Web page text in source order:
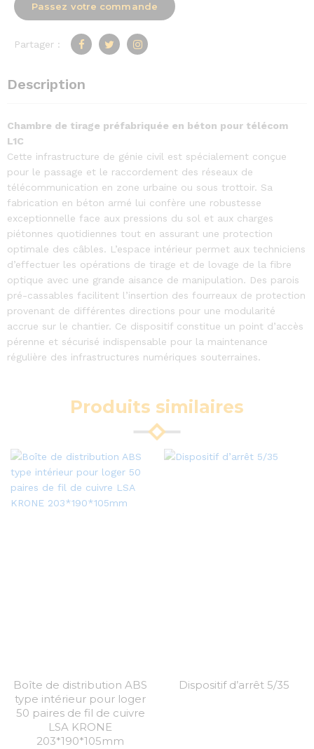
Passez votre commande
Partager :
Description
Chambre de tirage préfabriquée en béton pour télécom
L1C
Cette infrastructure de génie civil est spécialement conçue
pour le passage et le raccordement des réseaux de
télécommunication en zone urbaine ou sous trottoir. Sa
fabrication en béton armé lui confère une robustesse
exceptionnelle face aux pressions du sol et aux charges
piétonnes quotidiennes tout en assurant une protection
optimale des câbles. L’espace intérieur permet aux techniciens
d’effectuer les opérations de tirage et de lovage de la fibre
optique avec une grande aisance de manipulation. Des parois
pré-cassables facilitent l’insertion des fourreaux de protection
provenant de différentes directions pour une modularité
accrue sur le chantier. Ce dispositif constitue un point d’accès
pérenne et sécurisé indispensable pour la maintenance
régulière des infrastructures numériques souterraines.
Produits similaires
Boîte de distribution ABS
type intérieur pour loger
50 paires de fil de cuivre
LSA KRONE
203*190*105mm
Dispositif d’arrêt 5/35